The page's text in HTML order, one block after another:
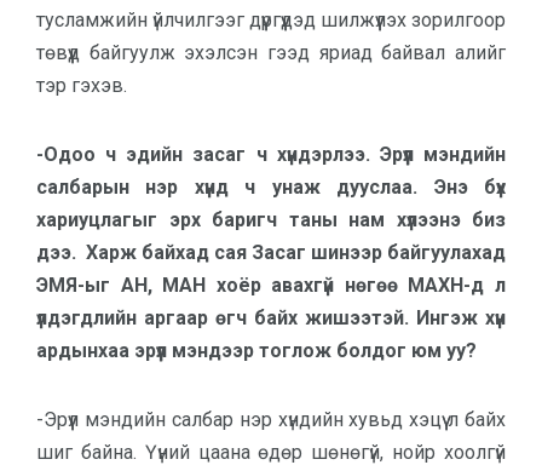
тусламжийн үйлчилгээг дүүргүүдэд шилжүүлэх зорилгоор
төвүүд байгуулж эхэлсэн гээд яриад байвал алийг
тэр гэхэв.
-Одоо ч эдийн засаг ч хүндэрлээ. Эрүүл мэндийн
салбарын нэр хүнд ч унаж дууслаа. Энэ бүх
хариуцлагыг эрх баригч таны нам хүлээнэ биз
дээ. Харж байхад сая Засаг шинээр байгуулахад
ЭМЯ-ыг АН, МАН хоёр авахгүй нөгөө МАХН-д л
үлдэгдлийн аргаар өгч байх жишээтэй. Ингэж хүн
ардынхаа эрүүл мэндээр тоглож болдог юм уу?
-Эрүүл мэндийн салбар нэр хүндийн хувьд хэцүү л байх
шиг байна. Үүний цаана өдөр шөнөгүй, нойр хоолгүй